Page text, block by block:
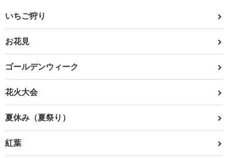
いちご狩り
お花見
ゴールデンウィーク
花火大会
夏休み（夏祭り）
紅葉